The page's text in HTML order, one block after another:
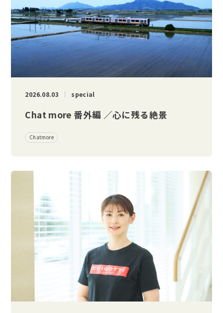
2026.08.03 special
Chat more 番外編 ／心に残る絶景
Chatmore